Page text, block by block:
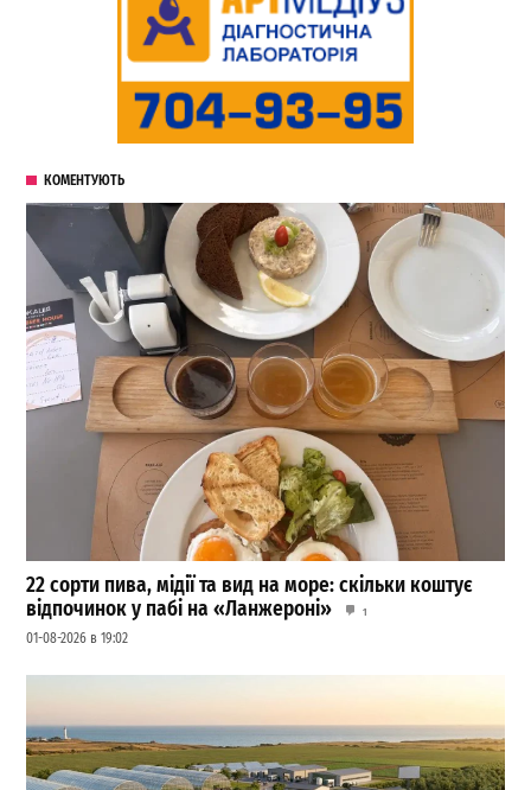
КОМЕНТУЮТЬ
22 сорти пива, мідії та вид на море: скільки коштує
відпочинок у пабі на «Ланжероні»
1
01-08-2026 в 19:02